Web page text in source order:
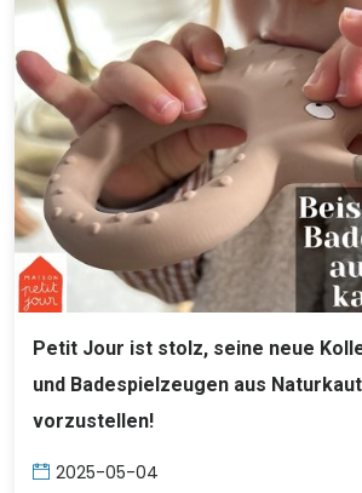
Petit Jour ist stolz, seine neue
und Badespielzeugen aus
vorzustellen!
2025-05-04